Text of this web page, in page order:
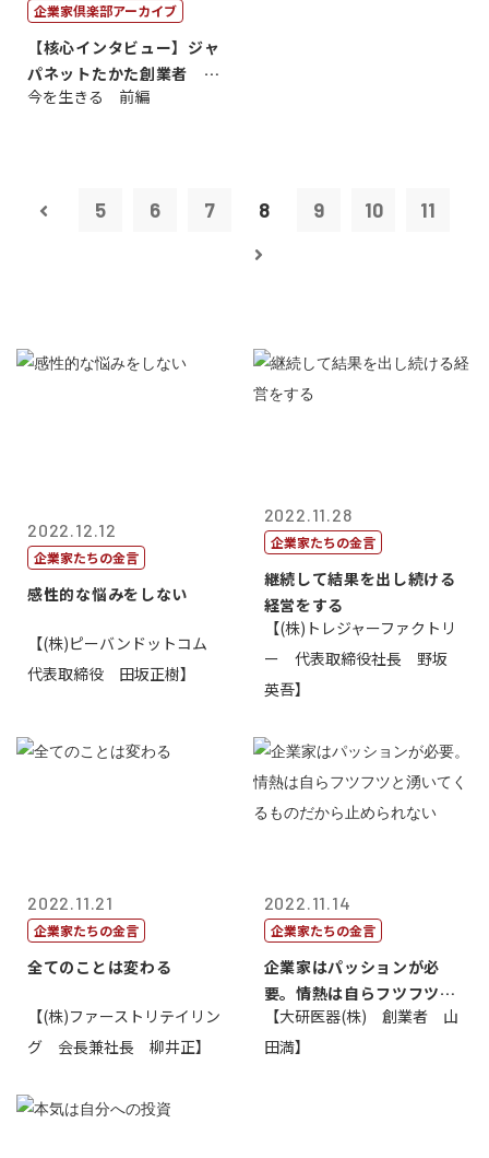
企業家倶楽部アーカイブ
【核心インタビュー】ジャ
パネットたかた創業者 髙
田 明氏
今を生きる 前編
5 6 7 8 9 10 11
2022.12.12
企業家たちの金言
感性的な悩みをしない
【(株)ピーバンドットコム
代表取締役 田坂正樹】
2022.11.28
企業家たちの金言
継続して結果を出し続ける
経営をする
【(株)トレジャーファクトリ
ー 代表取締役社長 野坂
英吾】
2022.11.21
企業家たちの金言
全てのことは変わる
【(株)ファーストリテイリン
グ 会長兼社長 柳井正】
2022.11.14
企業家たちの金言
企業家はパッションが必
要。情熱は自らフツフツと
湧いてくるもの...
【大研医器(株) 創業者 山
田満】